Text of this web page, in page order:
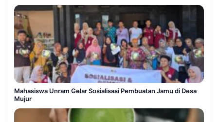
Mahasiswa Unram Gelar Sosialisasi Pembuatan Jamu di Desa
Mujur